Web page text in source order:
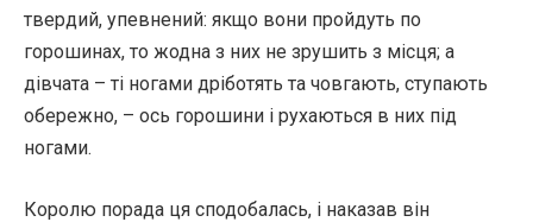
твердий, упевнений: якщо вони пройдуть по
горошинах, то жодна з них не зрушить з місця; а
дівчата – ті ногами дріботять та човгають, ступають
обережно, – ось горошини і рухаються в них під
ногами.
Королю порада ця сподобалась, і наказав він